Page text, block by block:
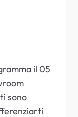
il 05
sono